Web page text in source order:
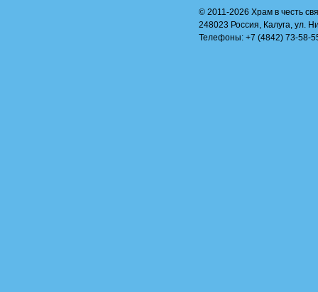
© 2011-2026 Храм в честь
248023 Россия, Калуга, ул.
Телефоны: +7 (4842) 73-58-